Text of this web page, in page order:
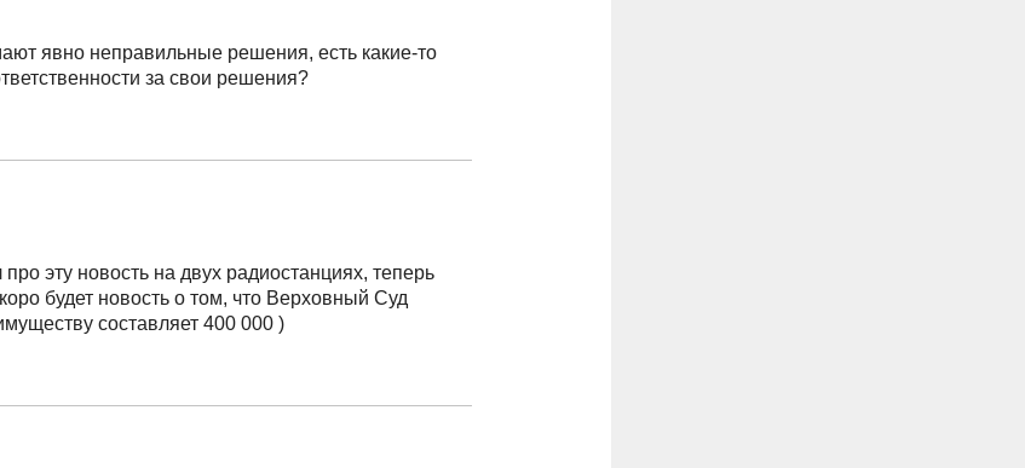
явно неправильные решения, есть какие-то
за свои решения?
эту новость на двух радиостанциях, теперь
будет новость о том, что Верховный Суд
составляет 400 000 )